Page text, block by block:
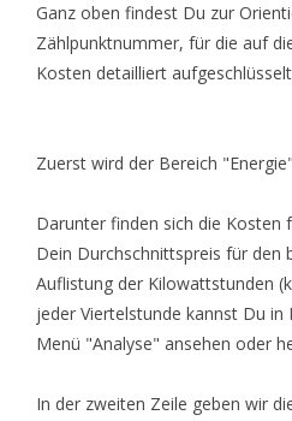
Ganz oben findest Du zur
Zählpunktnummer, für die auf
Kosten detailliert
Zuerst wird der Bereich
Darunter finden sich die Kosten
Dein Durchschnittspreis für den
Auflistung der Kilowattstunden
jeder Viertelstunde kannst Du
Menü "Analyse" ansehen oder
In der zweiten Zeile geben wir